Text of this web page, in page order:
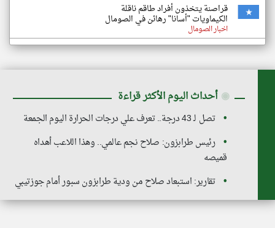
قراصنة يتخذون أفراد طاقم ناقلة
الكيماويات "أسانا" رهائن في الصومال
اخبار الصومال
◉ أحداث اليوم الأكثر قراءة
تصل لـ 43 درجة.. تعرف علي درجات الحرارة اليوم الجمعة
رئيس طرابزون: صلاح نجم عالمي.. وهذا اللاعب أهداه
قميصه
تقارير: استبعاد صلاح من ودية طرابزون سبور أمام جوزتيبي